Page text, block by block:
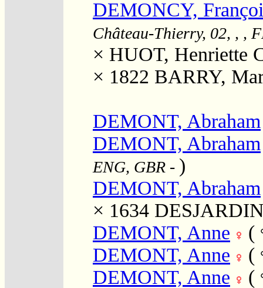
DEMONCY,
Château-Thierry, 02, , ,
× HUOT, Henriette
× 1822 BARRY,
DEMONT, Abraham
DEMONT, Abraham
ENG, GBR - )
DEMONT, Abraham
× 1634
DEMONT, Anne
(
DEMONT, Anne (
DEMONT, Anne (